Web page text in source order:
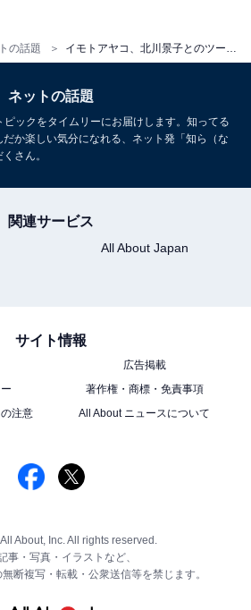
の話題
ネットの話題
ックをタイムリーにお届けします。知ってる
か楽しい気分になれる、ネット発「知ら（な
さん。
関連サービス
All About Japan
サイト情報
広告掲載
著作権・商標・免責事項
注意
All About ニュースについて
About, Inc. All rights reserved.
事・写真・イラストなど、
断複写・転載・公衆送信等を禁じます。